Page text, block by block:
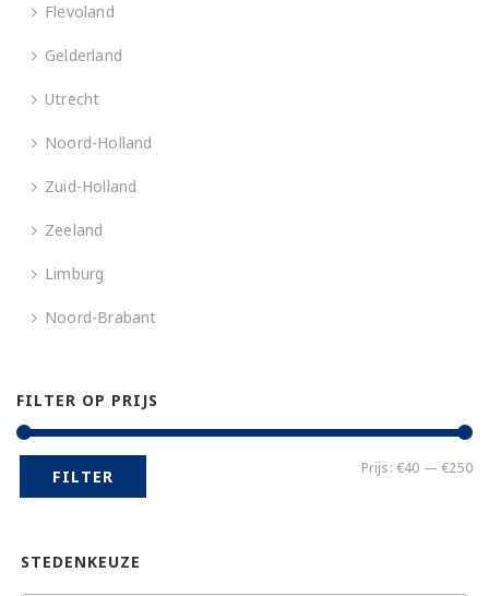
Flevoland
Gelderland
Utrecht
Noord-Holland
Zuid-Holland
Zeeland
Limburg
Noord-Brabant
FILTER OP PRIJS
FILTER Prijs: €40 —€250
STEDENKEUZE